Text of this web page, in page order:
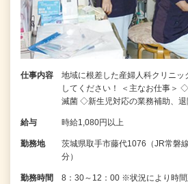
仕事内容
地域に根差した産婦人科クリニ
してください！ ＜主なお仕事＞
滅菌 ◇新生児対応の業務補助、
給与 時給1,080円以上
勤務地
茨城県取手市藤代1076（JR常磐
分）
勤務時間 8：30～12：00 ※状況により時